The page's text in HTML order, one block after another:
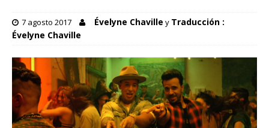
7 agosto 2017 Évelyne Chaville y Traducción :
Évelyne Chaville